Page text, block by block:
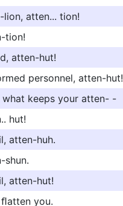
lion, atten... tion!
tion!
atten-hut!
personnel, atten-hut!
what keeps your atten- -
hut!
atten-huh.
shun.
atten-hut!
you.